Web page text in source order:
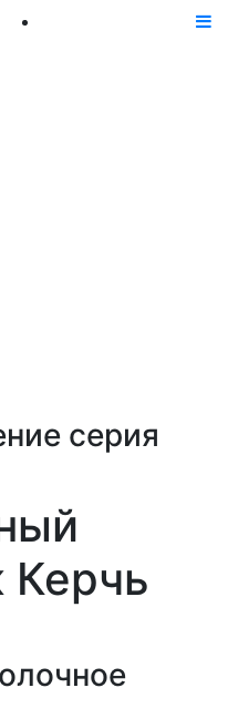
серия
Керчь